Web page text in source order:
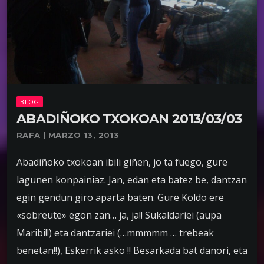
BLOG
ABADIÑOKO TXOKOAN 2013/03/03
RAFA | MARZO 13, 2013
Abadiñoko txokoan ibili giñen, jo ta fuego, gure
lagunen konpainiaz. Jan, edan eta batez be, dantzan
egin gendun giro aparta baten. Gure Koldo ere
«sobreute» egon zan… ja, ja!! Sukaldariei (aupa
Maribi!!) eta dantzariei (…mmmmm … trebeak
benetan!!), Eskerrik asko !! Besarkada bat danori, eta